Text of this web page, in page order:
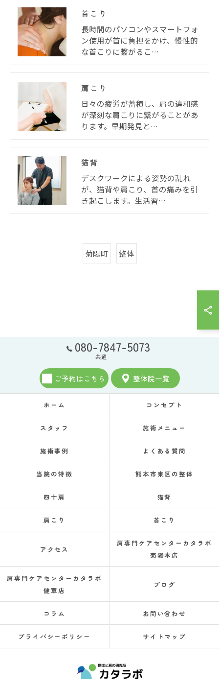
首こり
長時間のパソコンやスマートフォ
ン使用が首に負担をかけ、慢性的
な首こりに繋がるこ…
肩こり
日々の疲労が蓄積し、肩の違和感
が深刻な肩こりに繋がることがあ
ります。早期発見と…
猫背
デスクワークによる姿勢の乱れ
が、猫背や肩こり、首の痛みを引
き起こします。生活習…
菊陽町 整体
080-7847-5073
共通
ご予約はこちら 整体院一覧
ホーム コンセプト
スタッフ 施術メニュー
施術事例 よくある質問
当院の特徴 熊本市東区の整体
四十肩 猫背
肩こり 首こり
アクセス
肩専門ケアセンターカタラボ
菊陽本店
肩専門ケアセンターカタラボ
健軍店
ブログ
コラム お問い合わせ
プライバシーポリシー サイトマップ